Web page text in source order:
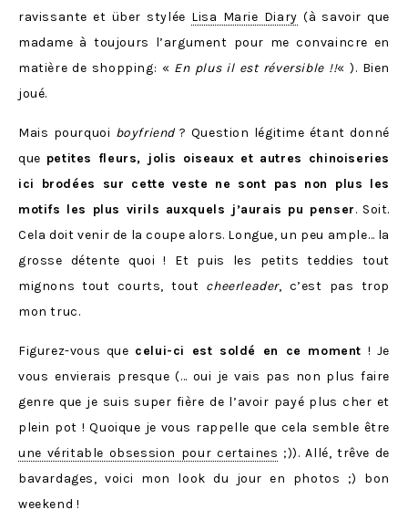
ravissante et über stylée Lisa Marie Diary (à savoir que
madame à toujours l’argument pour me convaincre en
matière de shopping: « En plus il est réversible !!« ). Bien
joué.
Mais pourquoi boyfriend? Question légitime étant donné
que petites fleurs, jolis oiseaux et autres chinoiseries
ici brodées sur cette veste ne sont pas non plus les
motifs les plus virils auxquels j’aurais pu penser. Soit.
Cela doit venir de la coupe alors. Longue, un peu ample… la
grosse détente quoi ! Et puis les petits teddies tout
mignons tout courts, tout cheerleader, c’est pas trop
mon truc.
Figurez-vous que celui-ci est soldé en ce moment ! Je
vous envierais presque (… oui je vais pas non plus faire
genre que je suis super fière de l’avoir payé plus cher et
plein pot ! Quoique je vous rappelle que cela semble être
une véritable obsession pour certaines ;)). Allé, trêve de
bavardages, voici mon look du jour en photos ;) bon
weekend !